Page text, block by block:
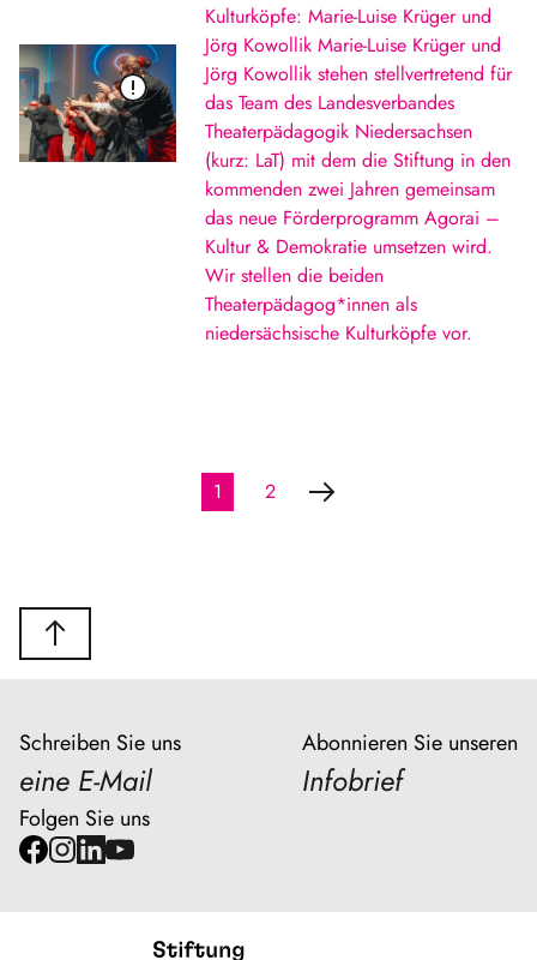
Kulturköpfe: Marie-Luise Krüger und
Jörg Kowollik Marie-Luise Krüger und
Jörg Kowollik stehen stellvertretend für
das Team des Landesverbandes
Theaterpädagogik Niedersachsen
(kurz: LaT) mit dem die Stiftung in den
kommenden zwei Jahren gemeinsam
das neue Förderprogramm Agorai –
Kultur & Demokratie umsetzen wird.
Wir stellen die beiden
Theaterpädagog*innen als
niedersächsische Kulturköpfe vor.
1 2
Schreiben Sie uns
eine E-Mail
Abonnieren Sie unseren
Infobrief
Folgen Sie uns